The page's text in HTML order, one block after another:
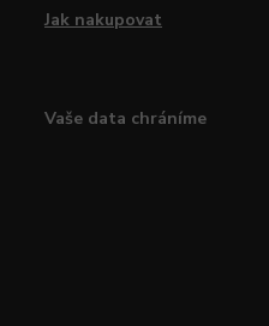
Jak nakupovat
Vaše data chráníme